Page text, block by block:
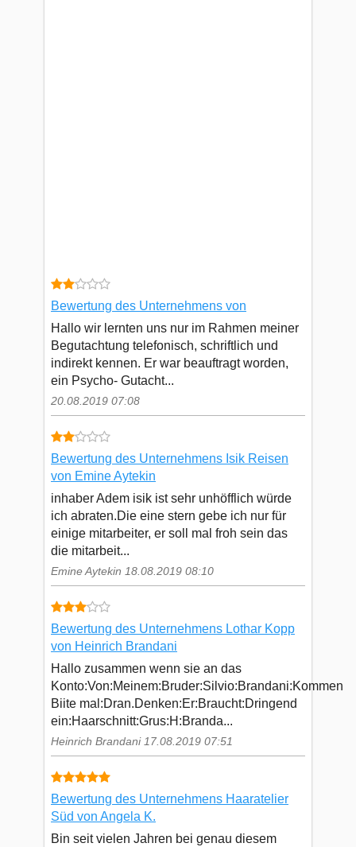
Bewertung des Unternehmens von
Hallo wir lernten uns nur im Rahmen meiner
Begutachtung telefonisch, schriftlich und
indirekt kennen. Er war beauftragt worden,
ein Psycho- Gutacht...
20.08.2019 07:08
Bewertung des Unternehmens Isik Reisen
von Emine Aytekin
inhaber Adem isik ist sehr unhöfflich würde
ich abraten.Die eine stern gebe ich nur für
einige mitarbeiter, er soll mal froh sein das
die mitarbeit...
Emine Aytekin 18.08.2019 08:10
Bewertung des Unternehmens Lothar Kopp
von Heinrich Brandani
Hallo zusammen wenn sie an das
Konto:Von:Meinem:Bruder:Silvio:Brandani:Kommen
Biite mal:Dran.Denken:Er:Braucht:Dringend
ein:Haarschnitt:Grus:H:Branda...
Heinrich Brandani 17.08.2019 07:51
Bewertung des Unternehmens Haaratelier
Süd von Angela K.
Bin seit vielen Jahren bei genau diesem